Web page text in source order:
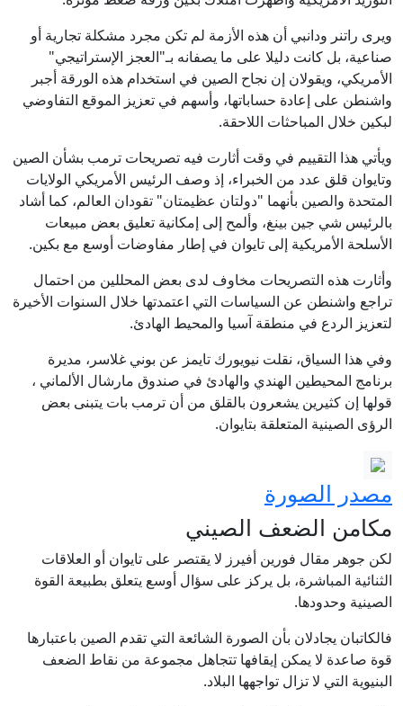
ويرى راتنر ودانبي أن هذه الأزمة لم تكن مجرد مشكلة تجارية أو
صناعية، بل كانت دليلا على ما يصفانه بـ"العجز الإستراتيجي"
الأمريكي، ويقولان إن نجاح الصين في استخدام هذه الورقة أجبر
واشنطن على إعادة حساباتها، وأسهم في تعزيز الموقع التفاوضي
لبكين خلال المباحثات اللاحقة.
ويأتي هذا التقييم في وقت أثارت فيه تصريحات ترمب بشأن الصين
وتايوان قلق عدد من الخبراء، إذ وصف الرئيس الأمريكي الولايات
المتحدة والصين بأنهما "دولتان عظيمتان" تقودان العالم، كما أشاد
بالرئيس شي جين بينغ، وألمح إلى إمكانية تعليق بعض مبيعات
الأسلحة الأمريكية إلى تايوان في إطار مفاوضات أوسع مع بكين.
وأثارت هذه التصريحات مخاوف لدى بعض المحللين من احتمال
تراجع واشنطن عن السياسات التي اعتمدتها خلال السنوات الأخيرة
لتعزيز الردع في منطقة آسيا والمحيط الهادئ.
وفي هذا السياق، نقلت نيويورك تايمز عن بوني غلاسر، مديرة
برنامج المحيطين الهندي والهادئ في صندوق مارشال الألماني ،
قولها إن كثيرين يشعرون بالقلق من أن ترمب بات يتبنى بعض
الرؤى الصينية المتعلقة بتايوان.
مصدر الصورة
مكامن الضعف الصيني
لكن جوهر مقال فورين أفيرز لا يقتصر على تايوان أو العلاقات
الثنائية المباشرة، بل يركز على سؤال أوسع يتعلق بطبيعة القوة
الصينية وحدودها.
فالكاتبان يجادلان بأن الصورة الشائعة التي تقدم الصين باعتبارها
قوة صاعدة لا يمكن إيقافها تتجاهل مجموعة من نقاط الضعف
البنيوية التي لا تزال تواجهها البلاد.